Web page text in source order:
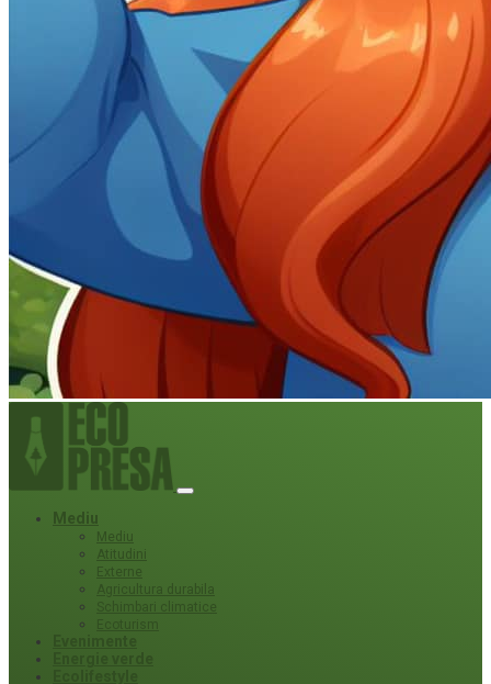
Mediu
Mediu
Atitudini
Externe
Agricultura durabila
Schimbari climatice
Ecoturism